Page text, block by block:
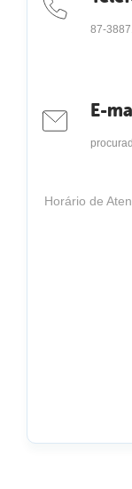
87-
E-
Horário de